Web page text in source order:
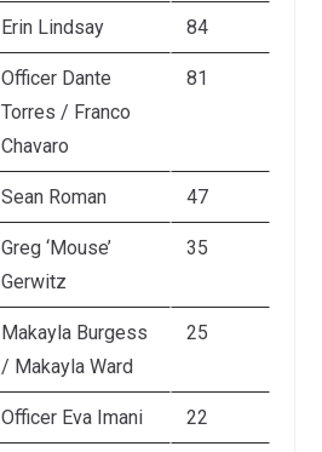
Erin Lindsay 84
Officer Dante
Torres / Franco
Chavaro
81
Sean Roman 47
Greg ‘Mouse’
Gerwitz
35
Makayla Burgess
/ Makayla Ward
25
Officer Eva Imani 22